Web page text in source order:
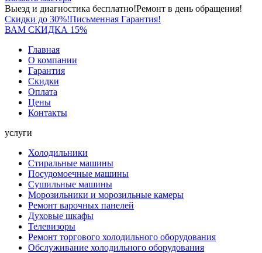
Выезд и диагностика бесплатно!Ремонт в день обращения!
Скидки до 30%!Письменная Гарантия!
ВАМ СКИДКА 15%
Главная
О компании
Гарантия
Скидки
Оплата
Цены
Контакты
услуги
Холодильники
Стиральные машины
Посудомоечные машины
Сушильные машины
Морозильники и морозильные камеры
Ремонт варочных панелей
Духовые шкафы
Телевизоры
Ремонт торгового холодильного оборудования
Обслуживание холодильного оборудования